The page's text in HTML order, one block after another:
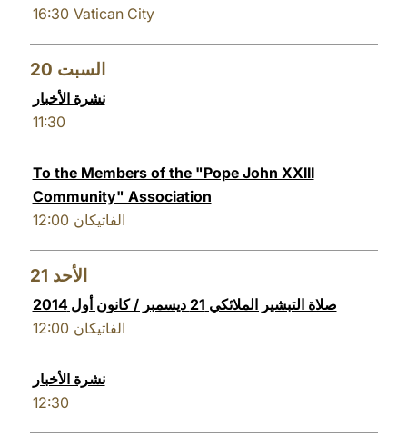
16:30 Vatican City
20 السبت
نشرة الأخبار
11:30
To the Members of the "Pope John XXIII
Community" Association
12:00 الفاتيكان
21 الأحد
صلاة التبشير الملائكي 21 ديسمبر / كانون أول 2014
12:00 الفاتيكان
نشرة الأخبار
12:30